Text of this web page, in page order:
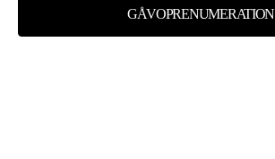
GÅVOPRENUMERATION